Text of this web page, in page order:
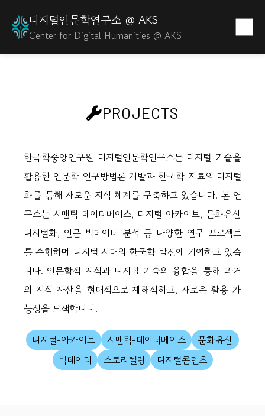
디지털인문학연구소 @ AKS
Center for Digital Humanities @ AKS
PROJECTS
한국학중앙연구원 디지털인문학연구소는 디지털 기술을
활용한 인문학 연구방법론 개발과 한국학 자료의 디지털
화를 통해 새로운 지식 체계를 구축하고 있습니다. 본 연
구소는 시맨틱 데이터베이스, 디지털 아카이브, 문화유산
디지털화, 인문 빅데이터 분석 등 다양한 연구 프로젝트
를 수행하며 디지털 시대의 한국학 발전에 기여하고 있습
니다. 인문학적 지식과 디지털 기술의 융합을 통해 과거
의 지식 자산을 현대적으로 재해석하고, 새로운 활용 가
능성을 모색합니다.
디지털-아카이브 시맨틱-데이터베이스
문화유산
빅데이터
스토리텔링 디지털콘텐츠